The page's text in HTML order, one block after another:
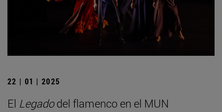
22 | 01 | 2025
El Legadodel flamenco en el MUN